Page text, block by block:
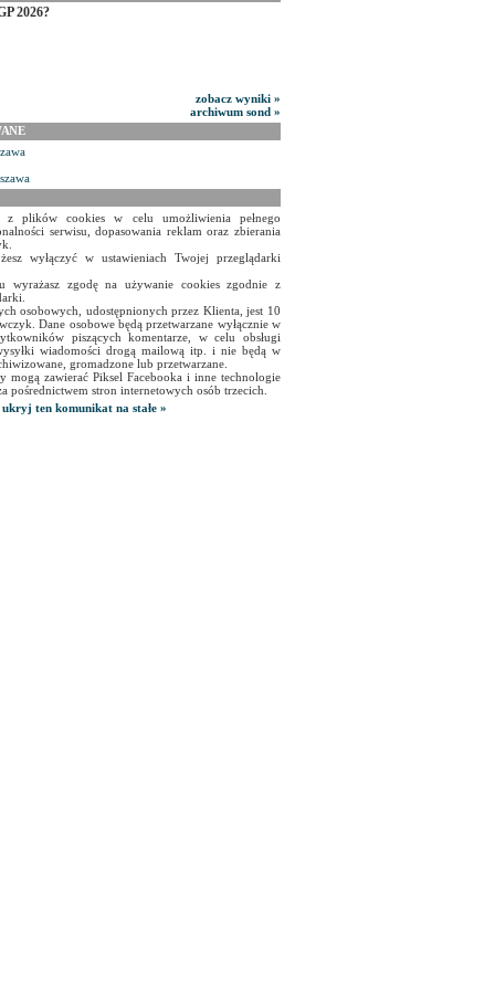
2026?
zobacz wyniki »
archiwum sond »
z plików cookies w celu umożliwienia pełnego
serwisu, dopasowania reklam oraz zbierania
wyłączyć w ustawieniach Twojej przeglądarki
wyrażasz zgodę na używanie cookies zgodnie z
osobowych, udostępnionych przez Klienta, jest 10
Dane osobowe będą przetwarzane wyłącznie w
piszących komentarze, w celu obsługi
wiadomości drogą mailową itp. i nie będą w
gromadzone lub przetwarzane.
mogą zawierać Piksel Facebooka i inne technologie
pośrednictwem stron internetowych osób trzecich.
ukryj ten komunikat na stałe »